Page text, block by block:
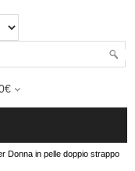
Donna in pelle doppio strappo